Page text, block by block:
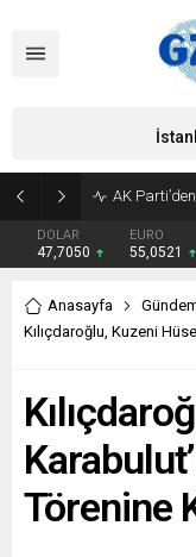
DOLAR
47,7050
EURO
55,0521
Anasayfa
Kılıçdaroğlu, Kuzeni
Törenine